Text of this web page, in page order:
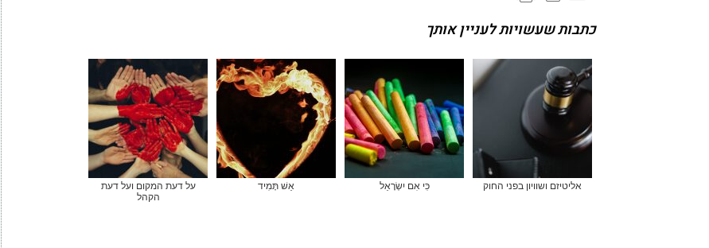
כתבות שעשויות לעניין אותך
אליטיזם ושוויון בפני החוק כִּי אִם יִשְׂרָאֵל אֵשׁ תָּמִיד
על דעת המקום ועל דעת
הקהל